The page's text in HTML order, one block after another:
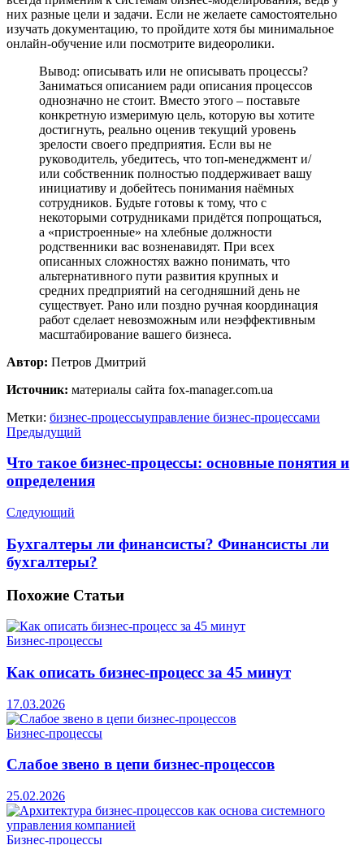
них разные цели и задачи. Если не желаете самостоятельно
изучать документацию, то пройдите хотя бы минимальное
онлайн-обучение или посмотрите видеоролики.
Вывод: описывать или не описывать процессы?
Заниматься описанием ради описания процессов
однозначно не стоит. Вместо этого – поставьте
конкретную измеримую цель, которую вы хотите
достигнуть, реально оценив текущий уровень
зрелости своего предприятия. Если вы не
руководитель, убедитесь, что топ-менеджмент и/
или собственник полностью поддерживает вашу
инициативу и добейтесь понимания наёмных
сотрудников. Будьте готовы к тому, что с
некоторыми сотрудниками придётся попрощаться,
а «пристроенные» на хлебные должности
родственники вас возненавидят. При всех
описанных сложностях важно понимать, что
альтернативного пути развития крупных и
средних предприятий на сегодняшний день не
существует. Рано или поздно ручная координация
работ сделает невозможным или неэффективным
масштабирование вашего бизнеса.
Автор: Петров Дмитрий
Источник: материалы сайта fox-manager.com.ua
Метки: бизнес-процессыуправление бизнес-процессами
Предыдущий
Что такое бизнес-процессы: основные понятия и
определения
Следующий
Бухгалтеры ли финансисты? Финансисты ли
бухгалтеры?
Похожие Статьи
Бизнес-процессы
Как описать бизнес-процесс за 45 минут
17.03.2026
Бизнес-процессы
Слабое звено в цепи бизнес-процессов
25.02.2026
Бизнес-процессы